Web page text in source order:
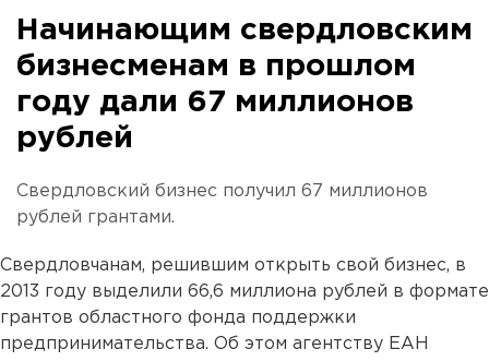
Начинающим свердловским
бизнесменам в прошлом
году дали 67 миллионов
рублей
Свердловский бизнес получил 67 миллионов
рублей грантами.
Свердловчанам, решившим открыть свой бизнес, в
2013 году выделили 66,6 миллиона рублей в формате
грантов областного фонда поддержки
предпринимательства. Об этом агентству ЕАН